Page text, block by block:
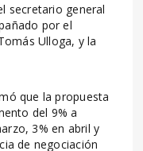
secretario general
por el
Ulloga, y la
que la propuesta
del 9% a
3% en abril y
de negociación